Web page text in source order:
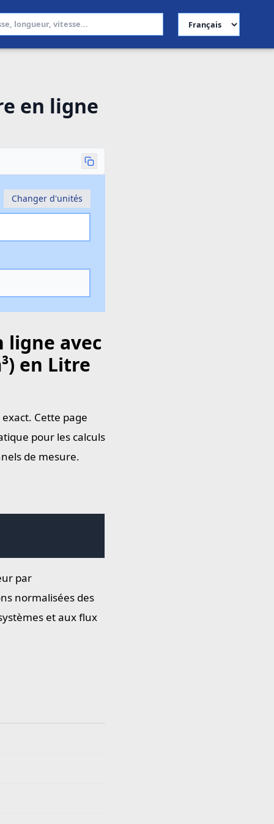
Choisir la langue
en ligne
Changer d'unités
ligne avec
en Litre
Cette page
pour les calculs
de mesure.
par
normalisées des
et aux flux